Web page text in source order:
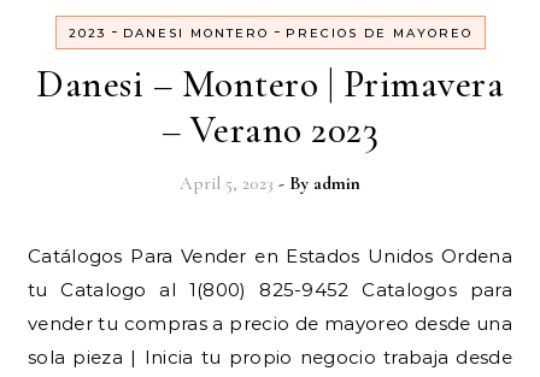
2023 - DANESI MONTERO - PRECIOS DE MAYOREO
Danesi – Montero | Primavera
– Verano 2023
April 5, 2023 - By admin
Catálogos Para Vender en Estados Unidos Ordena
tu Catalogo al 1(800) 825-9452 Catalogos para
vender tu compras a precio de mayoreo desde una
sola pieza | Inicia tu propio negocio trabaja desde